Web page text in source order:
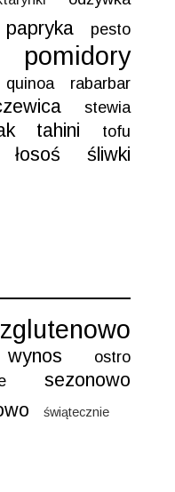
papryka
pesto
pomidory
quinoa rabarbar
stewia
tahini
tofu
łosoś
śliwki
ostro
sezonowo
świątecznie